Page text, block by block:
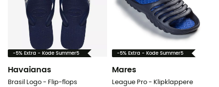
-5% Extra - Kode Summer5
Havaianas
Brasil Logo - Flip-flops
-5% Extra - Kode Summer5
Mares
League Pro - Klipklappere